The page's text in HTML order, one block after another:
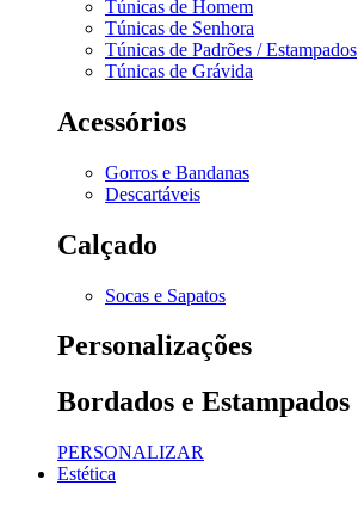
Túnicas de Homem
Túnicas de Senhora
Túnicas de Padrões / Estampados
Túnicas de Grávida
Acessórios
Gorros e Bandanas
Descartáveis
Calçado
Socas e Sapatos
Personalizações
Bordados e Estampados
PERSONALIZAR
Estética